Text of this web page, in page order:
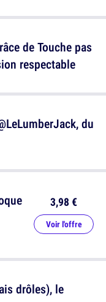
du
drôles), le
de Touche pas
respectable
3,98 €
Voir l'offre